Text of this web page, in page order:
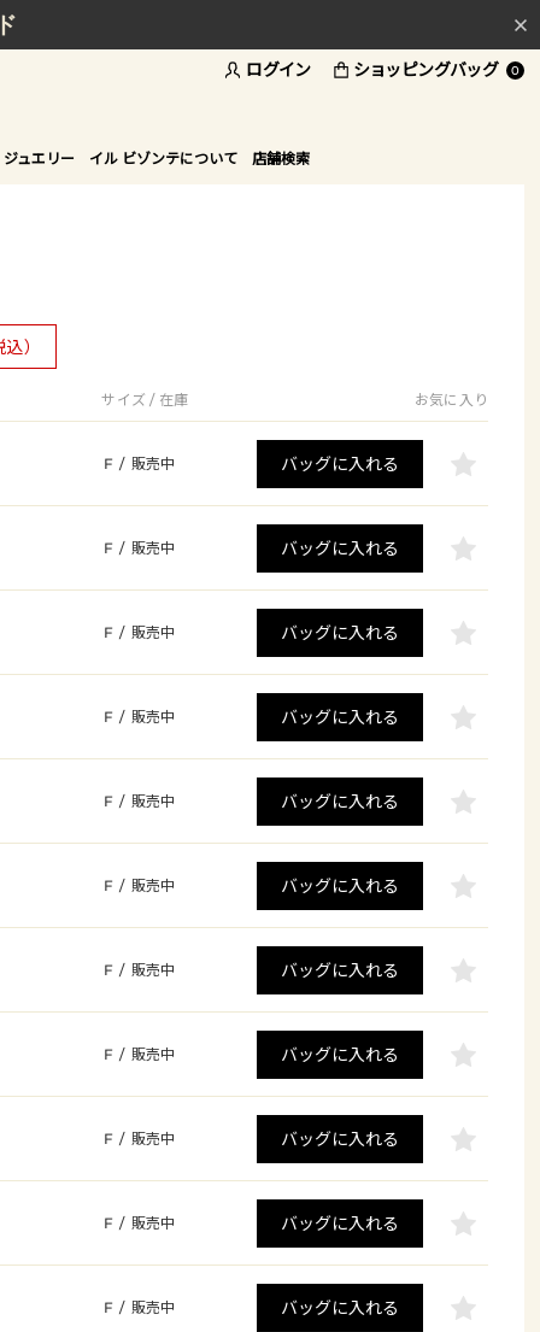
ログイン ショッピングバッグ 0
ュエリー イル ビゾンテについて 店舗検索
）
サイズ / 在庫 お気に入り
F / 販売中 バッグに入れる
F / 販売中 バッグに入れる
F / 販売中 バッグに入れる
F / 販売中 バッグに入れる
F / 販売中 バッグに入れる
F / 販売中 バッグに入れる
F / 販売中 バッグに入れる
F / 販売中 バッグに入れる
F / 販売中 バッグに入れる
F / 販売中 バッグに入れる
F / 販売中 バッグに入れる